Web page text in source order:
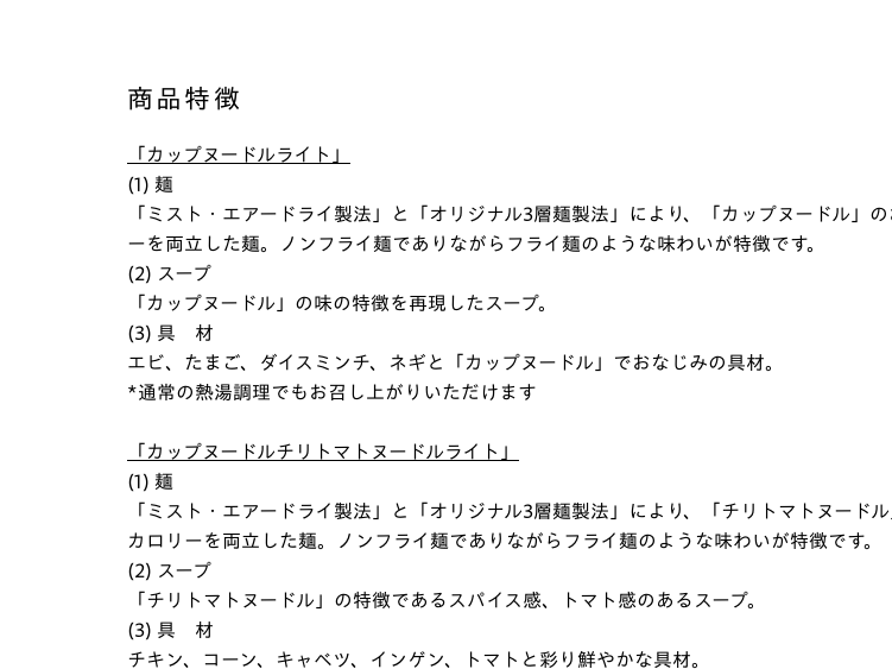
商品特徴
「カップヌードルライト」
(1) 麺
「ミスト・エアードライ製法」と「オリジナル3層麺製法」により、「カップヌードル」
ーを両立した麺。ノンフライ麺でありながらフライ麺のような味わいが特徴です。
(2) スープ
「カップヌードル」の味の特徴を再現したスープ。
(3) 具 材
エビ、たまご、ダイスミンチ、ネギと「カップヌードル」でおなじみの具材。
*通常の熱湯調理でもお召し上がりいただけます
「カップヌードルチリトマトヌードルライト」
(1) 麺
「ミスト・エアードライ製法」と「オリジナル3層麺製法」により、「チリトマトヌード
カロリーを両立した麺。ノンフライ麺でありながらフライ麺のような味わいが特徴です。
(2) スープ
「チリトマトヌードル」の特徴であるスパイス感、トマト感のあるスープ。
(3) 具 材
チキン、コーン、キャベツ、インゲン、トマトと彩り鮮やかな具材。